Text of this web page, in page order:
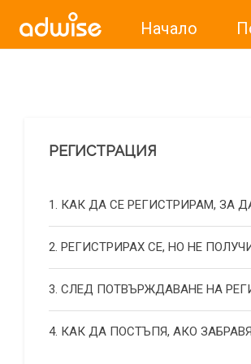
Начало
РЕГИСТРАЦИЯ
1. КАК ДА СЕ РЕГИСТРИРАМ, ЗА
2. РЕГИСТРИРАХ СЕ, НО НЕ
3. СЛЕД ПОТВЪРЖДАВАНЕ НА
4. КАК ДА ПОСТЪПЯ, АКО